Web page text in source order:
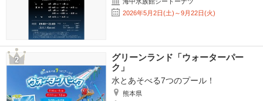
2026年5月2日(土)～9月22日(火)
グリーンランド「ウォーターパー
ク」
水とあそべる7つのプール！
熊本県